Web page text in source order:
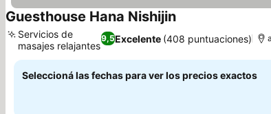
Guesthouse Hana Nishijin
9,5Excelente (408 puntuaciones)
Servicios de
masajes relajantes
Seleccioná las fechas para ver los precios exactos